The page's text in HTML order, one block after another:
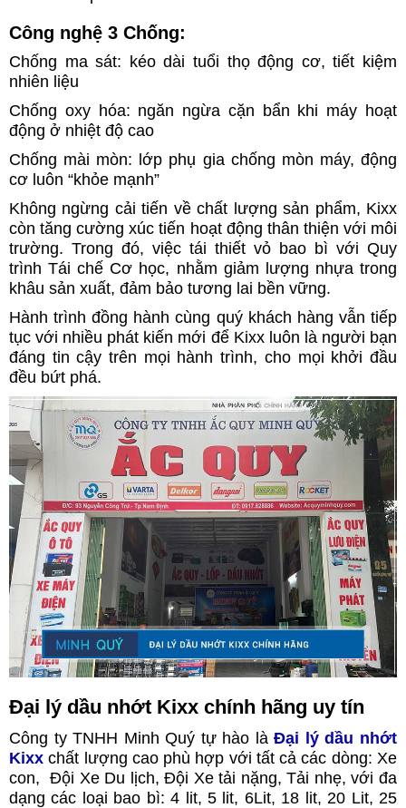
Công nghệ 3 Chống:
Chống ma sát: kéo dài tuổi thọ động cơ, tiết kiệm
nhiên liệu
Chống oxy hóa: ngăn ngừa cặn bẩn khi máy hoạt
động ở nhiệt độ cao
Chống mài mòn: lớp phụ gia chống mòn máy, động
cơ luôn “khỏe mạnh”
Không ngừng cải tiến về chất lượng sản phẩm, Kixx
còn tăng cường xúc tiến hoạt động thân thiện với môi
trường. Trong đó, việc tái thiết vỏ bao bì với Quy
trình Tái chế Cơ học, nhằm giảm lượng nhựa trong
khâu sản xuất, đảm bảo tương lai bền vững.
Hành trình đồng hành cùng quý khách hàng vẫn tiếp
tục với nhiều phát kiến mới để Kixx luôn là người bạn
đáng tin cậy trên mọi hành trình, cho mọi khởi đầu
đều bứt phá.
Đại lý dầu nhớt Kixx chính hãng uy tín
Công ty TNHH Minh Quý tự hào làĐại lý dầu nhớt
Kixx chất lượng cao phù hợp với tất cả các dòng: Xe
con, Đội Xe Du lịch, Đội Xe tải nặng, Tải nhẹ, với đa
dạng các loại bao bì: 4 lit, 5 lit, 6Lit, 18 lit, 20 Lit, 25